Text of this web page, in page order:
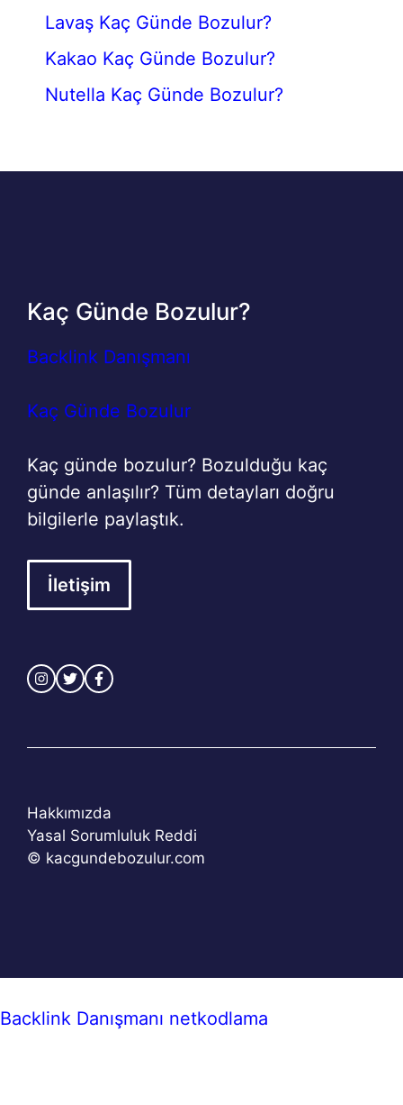
Lavaş Kaç Günde Bozulur?
Kakao Kaç Günde Bozulur?
Nutella Kaç Günde Bozulur?
Kaç Günde Bozulur?
Backlink Danışmanı
Kaç Günde Bozulur
Kaç günde bozulur? Bozulduğu kaç
günde anlaşılır? Tüm detayları doğru
bilgilerle paylaştık.
İletişim
© kacgundebozulur.com
Hakkımızda
Yasal Sorumluluk Reddi
Backlink Danışmanı netkodlama